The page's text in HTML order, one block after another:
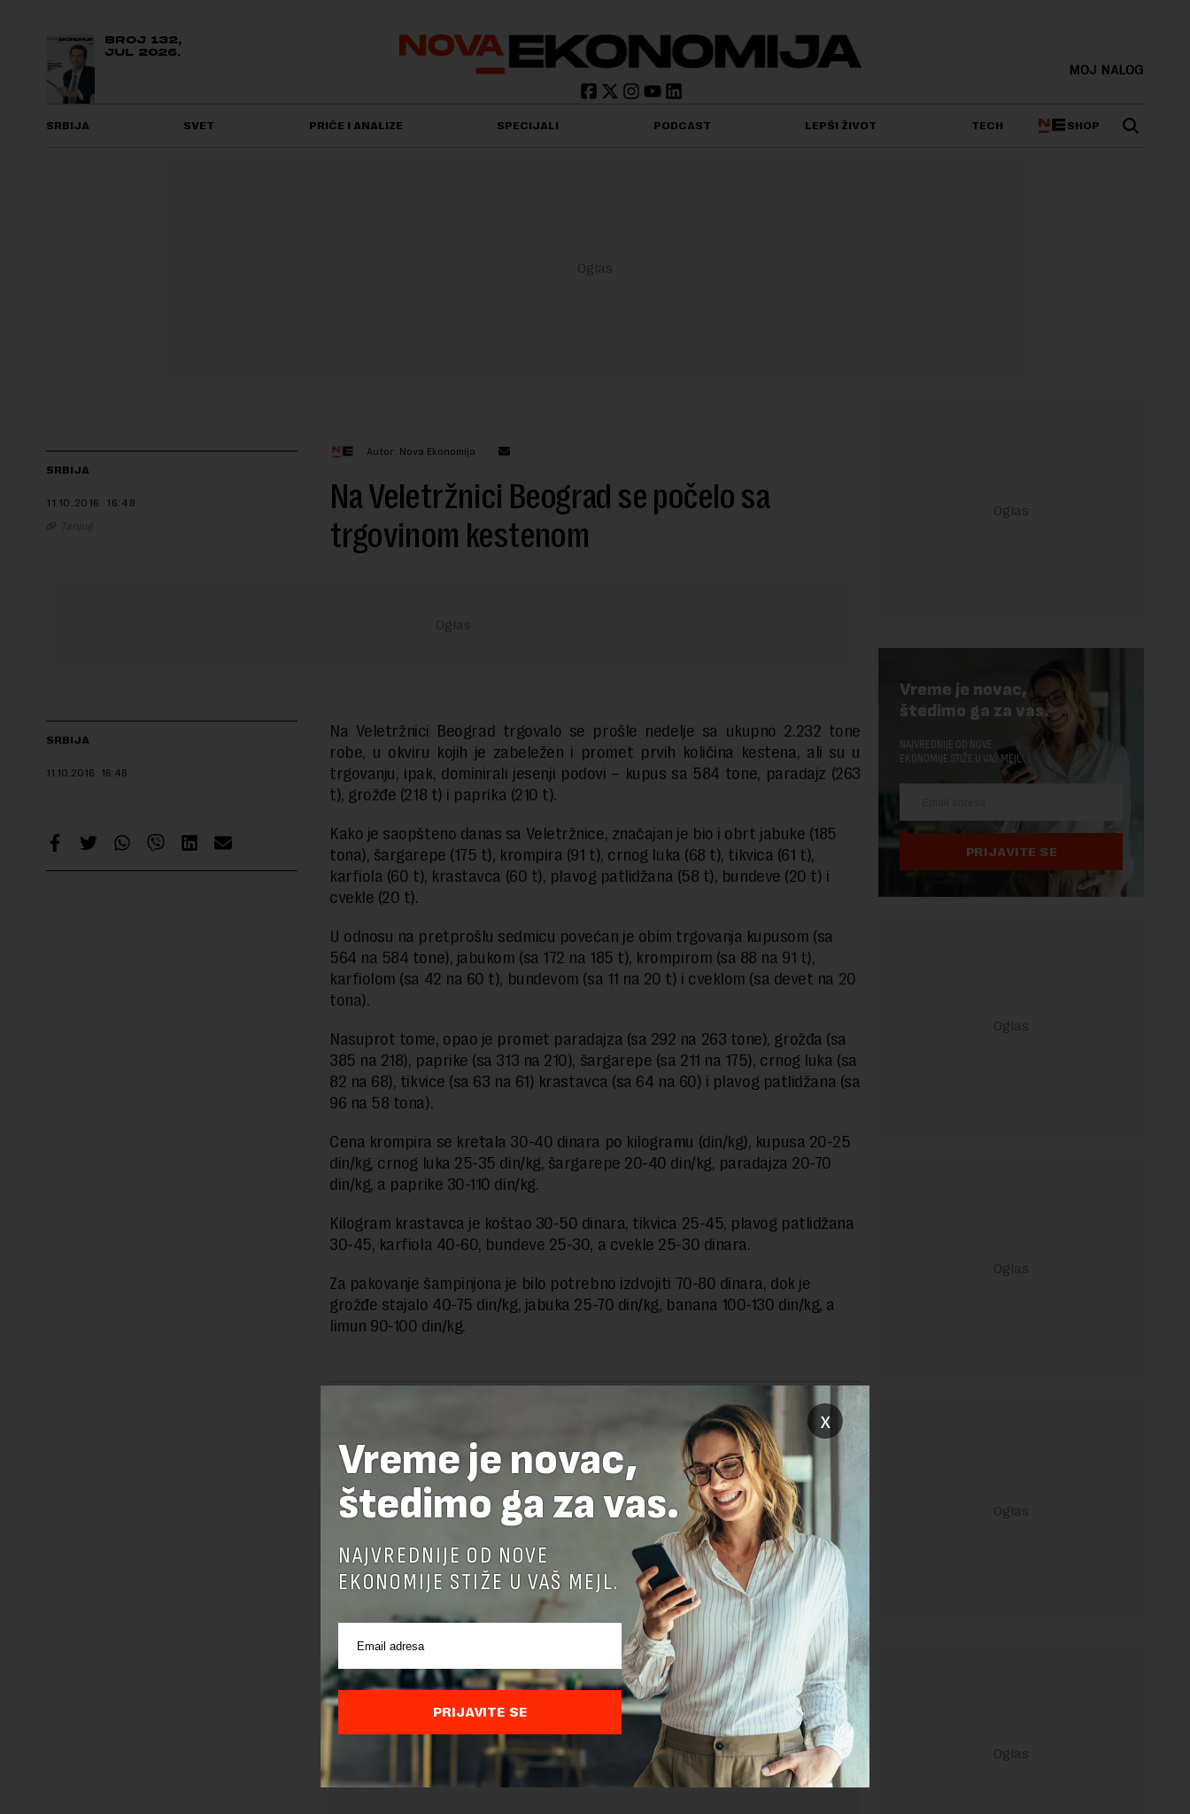
BROJ 132,
JUL 2026.
MOJ NALOG
SRBIJA SVET PRIČE I ANALIZE SPECIJALI PODCAST LEPŠI ŽIVOT TECH SHOP
SRBIJA
11.10.2016. 16:48
Tanjug
Autor: Nova Ekonomija
Na Veletržnici Beograd se počelo sa
trgovinom kestenom
SRBIJA
11.10.2016. 16:48
Na Veletržnici Beograd trgovalo se prošle nedelje sa ukupno 2.232 tone
robe, u okviru kojih je zabeležen i promet prvih količina kestena, ali su u
trgovanju, ipak, dominirali jesenji podovi – kupus sa 584 tone, paradajz (263
t), grožđe (218 t) i paprika (210 t).
Kako je saopšteno danas sa Veletržnice, značajan je bio i obrt jabuke (185
tona), šargarepe (175 t), krompira (91 t), crnog luka (68 t), tikvica (61 t),
karfiola (60 t), krastavca (60 t), plavog patlidžana (58 t), bundeve (20 t) i
cvekle (20 t).
U odnosu na pretprošlu sedmicu povećan je obim trgovanja kupusom (sa
564 na 584 tone), jabukom (sa 172 na 185 t), krompirom (sa 88 na 91 t),
karfiolom (sa 42 na 60 t), bundevom (sa 11 na 20 t) i cveklom (sa devet na 20
tona).
Nasuprot tome, opao je promet paradajza (sa 292 na 263 tone), grožđa (sa
385 na 218), paprike (sa 313 na 210), šargarepe (sa 211 na 175), crnog luka (sa
82 na 68), tikvice (sa 63 na 61) krastavca (sa 64 na 60) i plavog patlidžana (sa
96 na 58 tona).
Cena krompira se kretala 30-40 dinara po kilogramu (din/kg), kupusa 20-25
din/kg, crnog luka 25-35 din/kg, šargarepe 20-40 din/kg, paradajza 20-70
din/kg, a paprike 30-110 din/kg.
Kilogram krastavca je koštao 30-50 dinara, tikvica 25-45, plavog patlidžana
30-45, karfiola 40-60, bundeve 25-30, a cvekle 25-30 dinara.
Za pakovanje šampinjona je bilo potrebno izdvojiti 70-80 dinara, dok je
grožđe stajalo 40-75 din/kg, jabuka 25-70 din/kg, banana 100-130 din/kg, a
limun 90-100 din/kg.
Preuzimanje delova teksta je dozvoljeno, ali uz obavezno navođenje izvora i uz postavljanje linka
OSTAVITE ODGOVOR
Pre slanja komentara, molimo vas da se upoznate sapravilima komentarisanja i pravilima
Sajt je zaštićen pomocu reCaptcha i Google. Google Politika Privatnostii Google Uslovi
Vreme je novac,
štedimo ga za vas.
NAJVREDNIJE OD NOVE
EKONOMIJE STIŽE U VAŠ MEJL.
PRIJAVITE SE
x
Vreme je novac,
štedimo ga za vas.
NAJVREDNIJE OD NOVE
EKONOMIJE STIŽE U VAŠ MEJL.
PRIJAVITE SE